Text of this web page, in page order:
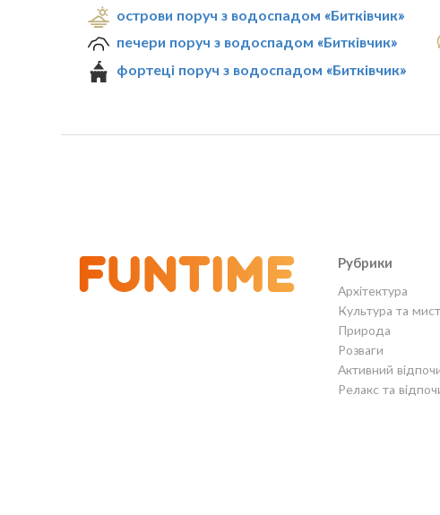
острови поруч з водоспадом «Битківчик»
печери поруч з водоспадом «Битківчик»
фортеці поруч з водоспадом «Битківчик»
Рубрики
Архітектура
Культура та
Природа
Розваги
Активний
Релакс та